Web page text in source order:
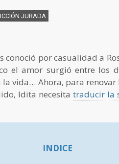
JURADA
conoció por casualidad a
el amor surgió entre los
vida… Ahora, para
Idita necesita traducir la
INDICE